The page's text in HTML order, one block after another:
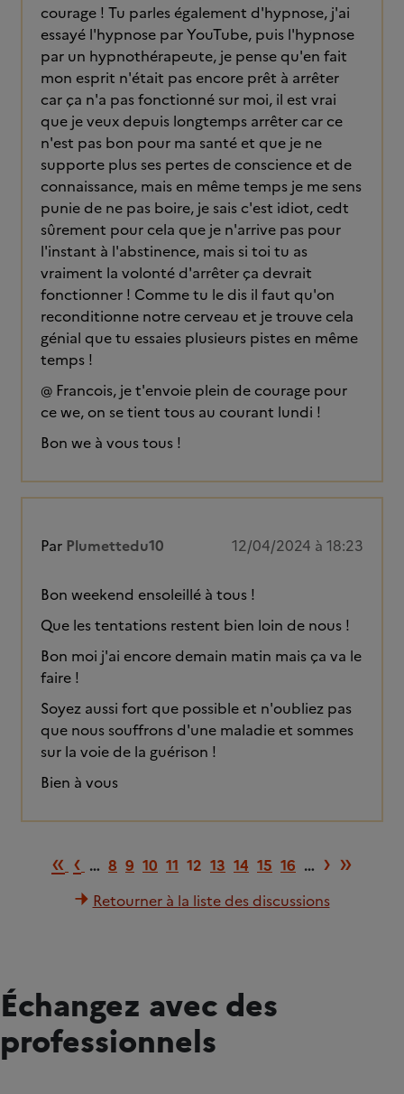
courage ! Tu parles également d'hypnose, j'ai
essayé l'hypnose par YouTube, puis l'hypnose
par un hypnothérapeute, je pense qu'en fait
mon esprit n'était pas encore prêt à arrêter
car ça n'a pas fonctionné sur moi, il est vrai
que je veux depuis longtemps arrêter car ce
n'est pas bon pour ma santé et que je ne
supporte plus ses pertes de conscience et de
connaissance, mais en même temps je me sens
punie de ne pas boire, je sais c'est idiot, cedt
sûrement pour cela que je n'arrive pas pour
l'instant à l'abstinence, mais si toi tu as
vraiment la volonté d'arrêter ça devrait
fonctionner ! Comme tu le dis il faut qu'on
reconditionne notre cerveau et je trouve cela
génial que tu essaies plusieurs pistes en même
temps !
@ Francois, je t'envoie plein de courage pour
ce we, on se tient tous au courant lundi !
Bon we à vous tous !
Par Plumettedu10 12/04/2024 à 18:23
Bon weekend ensoleillé à tous !
Que les tentations restent bien loin de nous !
Bon moi j'ai encore demain matin mais ça va le
faire !
Soyez aussi fort que possible et n'oubliez pas
que nous souffrons d'une maladie et sommes
sur la voie de la guérison !
Bien à vous
Première page
« Page précédente
‹ … 8 9 10 11 12 13 14 15 16 … Page
› »
Retourner à la liste des discussions
Échangez avec des
professionnels